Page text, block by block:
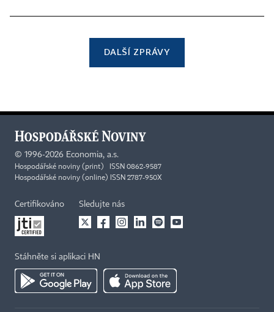
DALŠÍ ZPRÁVY
© 1996-2026 Economia, a.s.
Hospodářské noviny (print) ISSN 0862-9587
Hospodářské noviny (online) ISSN 2787-950X
Certifikováno Sledujte nás
Stáhněte si aplikaci HN